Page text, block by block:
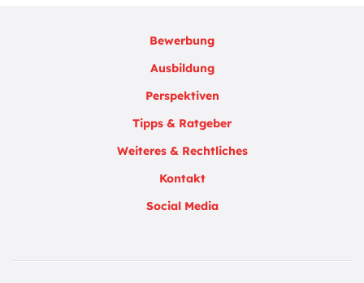
Bewerbung
Ausbildung
Perspektiven
Tipps & Ratgeber
Weiteres & Rechtliches
Kontakt
Social Media